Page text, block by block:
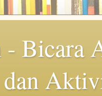
Bicara